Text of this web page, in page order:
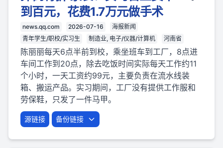
到百元，花费1.7万元做手术
news.qq.com 2026-07-16
海报新闻
青年学生/职校/实习生
制造业, 电子/仪器/计算机 河南省
陈丽丽每天6点半前到校，乘坐班车到工厂，8点进
车间工作到20点，除去吃饭时间实际每天工作约11
个小时，一天工资约99元，主要负责在流水线装
箱、搬运产品。实习期间，工厂没有提供工作服和
劳保鞋，只发了一件马甲。
源链接 备份链接